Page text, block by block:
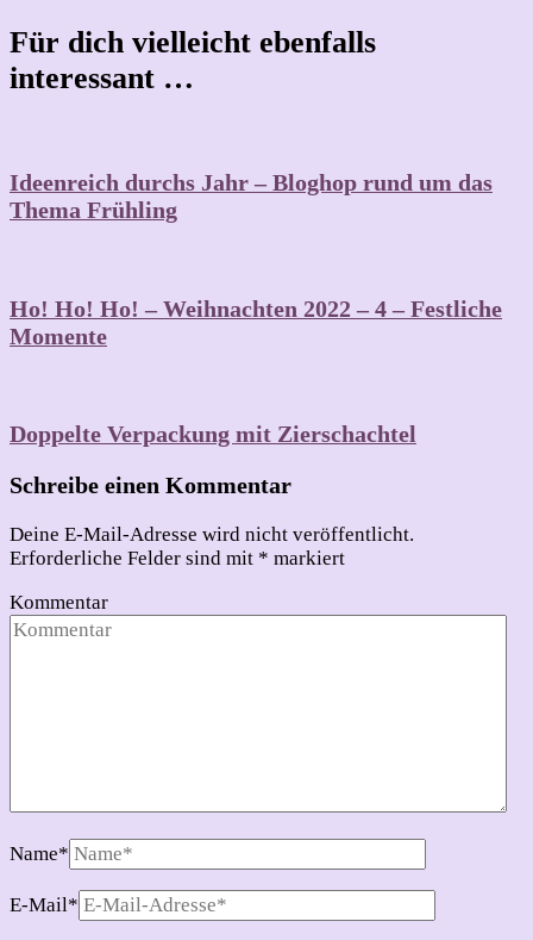
Für dich vielleicht ebenfalls
interessant …
Ideenreich durchs Jahr – Bloghop rund um das
Thema Frühling
Ho! Ho! Ho! – Weihnachten 2022 – 4 – Festliche
Momente
Doppelte Verpackung mit Zierschachtel
Schreibe einen Kommentar
Deine E-Mail-Adresse wird nicht veröffentlicht.
Erforderliche Felder sind mit * markiert
Kommentar
Name*
E-Mail*